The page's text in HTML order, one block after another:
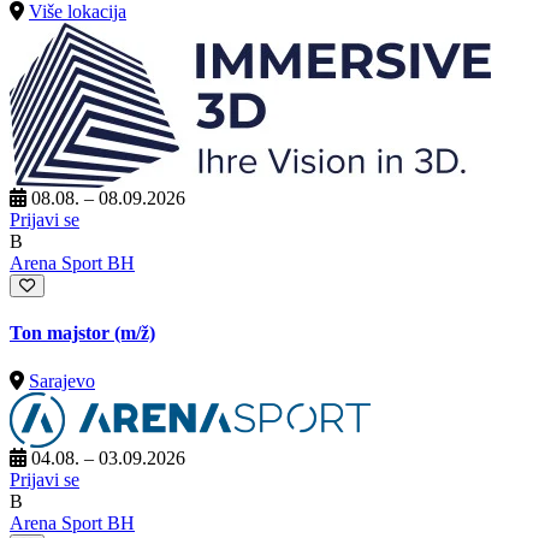
Više lokacija
08.08. – 08.09.2026
Prijavi se
B
Arena Sport BH
Ton majstor (m/ž)
Sarajevo
04.08. – 03.09.2026
Prijavi se
B
Arena Sport BH